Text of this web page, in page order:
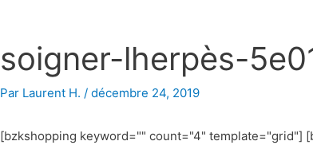
soigner-lherpès-
Par Laurent H./décembre 24, 2019
[bzkshopping keyword="" count="4" template="grid"]